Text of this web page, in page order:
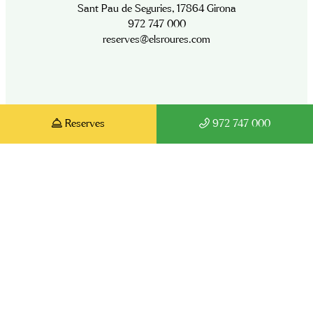
Reserves 972 747 000
Sant Pau de Seguries, 17864 Girona
972 747 000
reserves@elsroures.com